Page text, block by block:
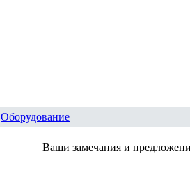
Оборудование
Ваши замечания и